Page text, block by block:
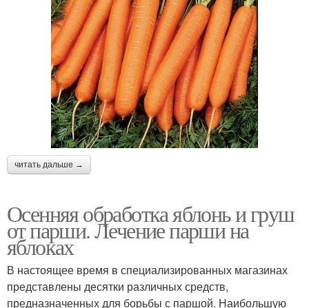
читать дальше →
Осенняя обработка яблонь и груш
от парши. Лечение парши на
яблоках
В настоящее время в специализированных магазинах
представлены десятки различных средств,
предназначенных для борьбы с паршой. Наибольшую